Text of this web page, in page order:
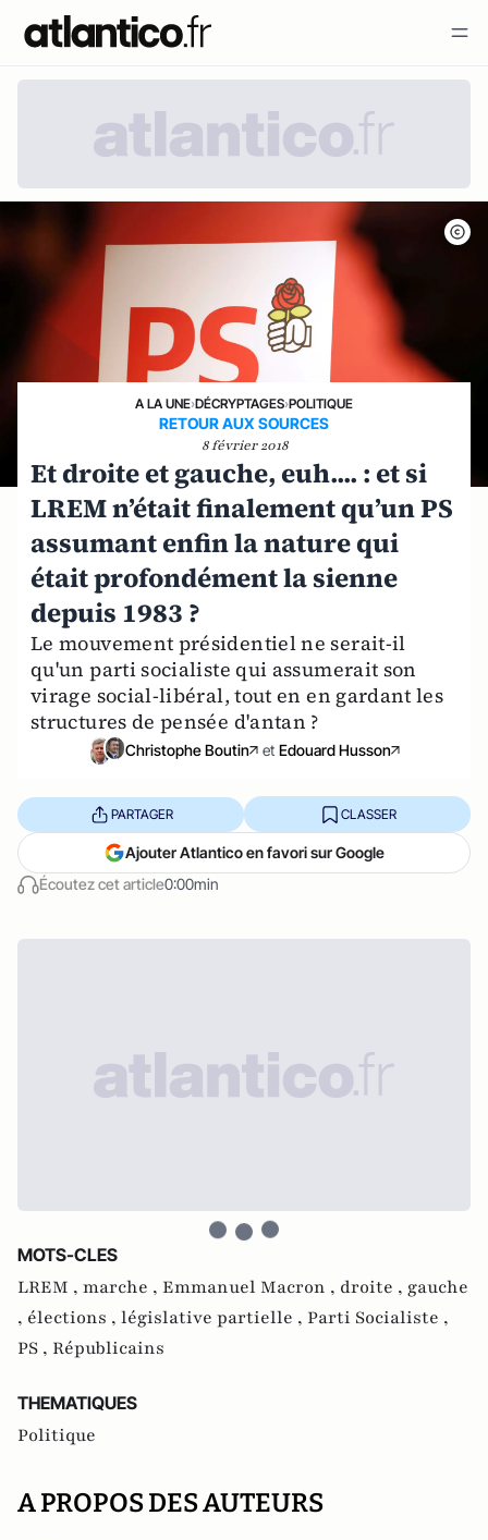
A LA UNE›DÉCRYPTAGES›POLITIQUE
RETOUR AUX SOURCES
8 février 2018
Et droite et gauche, euh.... : et si
LREM n’était finalement qu’un PS
assumant enfin la nature qui
était profondément la sienne
depuis 1983 ?
Le mouvement présidentiel ne serait-il
qu'un parti socialiste qui assumerait son
virage social-libéral, tout en en gardant les
structures de pensée d'antan ?
Christophe Boutin et Edouard Husson
Écoutez cet article0:00min
PARTAGER CLASSER
Ajouter Atlantico en favori sur Google
MOTS-CLES
LREM , marche , Emmanuel Macron , droite , gauche
, élections , législative partielle , Parti Socialiste ,
PS , Républicains
THEMATIQUES
Politique
A PROPOS DES AUTEURS